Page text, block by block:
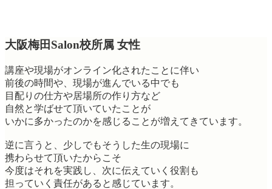
大阪梅田Salon校所属 女性
講座や現場がオンライン化されたことに伴い
前後の時間や、現場が進んでいる中でも
目配りの仕方や居場所の作り方など
自然と学ばせて頂いていたことが
いかに多かったのかを感じることが増えてきています。
逆に言うと、少しでもそうした生の現場に
携わらせて頂いたからこそ
今度はそれを実践し、次に伝えていく役割も
担っていく責任があると感じています。